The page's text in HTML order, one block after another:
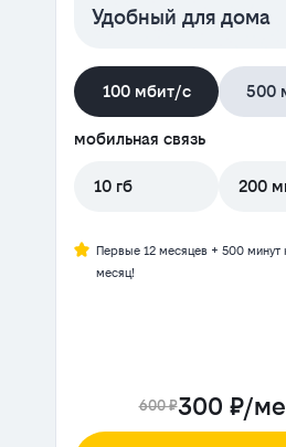
Удобный для дома
100 мбит/с 500
мобильная связь
10 гб 200
Первые 12 месяцев + 500 минут
месяц!
600 ₽300 ₽/